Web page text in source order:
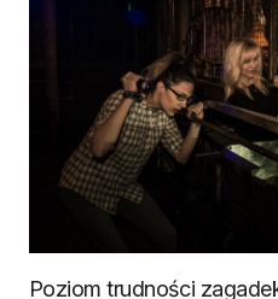
Poziom trudności